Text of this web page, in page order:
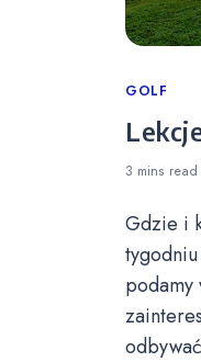
GOLF
3 mins read
Gdzie i
podamy